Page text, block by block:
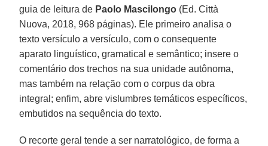
guia de leitura de Paolo Mascilongo (Ed. Città
Nuova, 2018, 968 páginas). Ele primeiro analisa o
texto versículo a versículo, com o consequente
aparato linguístico, gramatical e semântico; insere o
comentário dos trechos na sua unidade autônoma,
mas também na relação com o corpus da obra
integral; enfim, abre vislumbres temáticos específicos,
embutidos na sequência do texto.
O recorte geral tende a ser narratológico, de forma a